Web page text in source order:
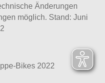
Änderungen
möglich. Stand: Juni
Bikes 2022